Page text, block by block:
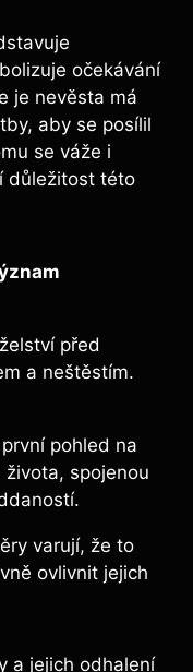
očekávání
je nevěsta má
aby se posílil
se váže i
důležitost této
před
a neštěstím.
pohled na
života, spojenou
varují, že to
ovlivnit jejich
a jejich odhalení